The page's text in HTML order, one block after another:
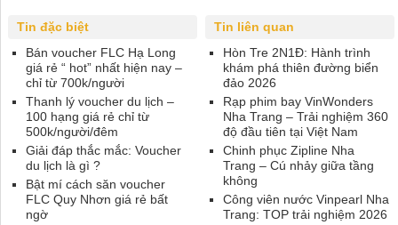
Tin liên quan
Hòn Tre 2N1Đ: Hành trình
khám phá thiên đường biển
đảo 2026
Rạp phim bay VinWonders
Nha Trang – Trải nghiệm 360
độ đầu tiên tại Việt Nam
Chinh phục Zipline Nha
Trang – Cú nhảy giữa tầng
không
Công viên nước Vinpearl Nha
Trang: TOP trải nghiệm 2026
Tin đặc biệt
Bán voucher FLC Hạ Long
giá rẻ “ hot” nhất hiện nay –
chỉ từ 700k/người
Thanh lý voucher du lịch –
100 hạng giá rẻ chỉ từ
500k/người/đêm
Giải đáp thắc mắc: Voucher
du lịch là gì ?
Bật mí cách săn voucher
FLC Quy Nhơn giá rẻ bất
ngờ